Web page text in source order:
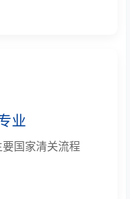
业
国家清关流程